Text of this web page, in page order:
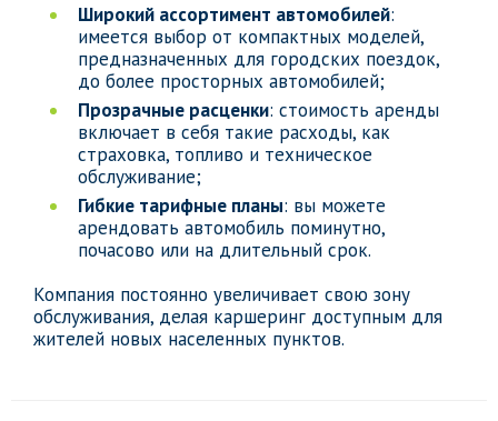
Широкий ассортимент автомобилей:
имеется выбор от компактных моделей,
предназначенных для городских поездок,
до более просторных автомобилей;
Прозрачные расценки: стоимость аренды
включает в себя такие расходы, как
страховка, топливо и техническое
обслуживание;
Гибкие тарифные планы: вы можете
арендовать автомобиль поминутно,
почасово или на длительный срок.
Компания постоянно увеличивает свою зону
обслуживания, делая каршеринг доступным для
жителей новых населенных пунктов.